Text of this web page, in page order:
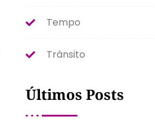
Tempo
Trânsito
Últimos Posts